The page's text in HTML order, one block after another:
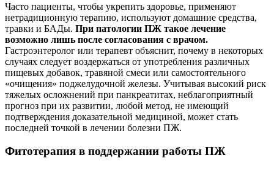
Часто пациенты, чтобы укрепить здоровье, применяют
нетрадиционную терапию, используют домашние средства,
травки и БАДы. При патологии ПЖ такое лечение
возможно лишь после согласования с врачом.
Гастроэнтеролог или терапевт объяснит, почему в некоторых
случаях следует воздержаться от употребления различных
пищевых добавок, травяной смеси или самостоятельного
«очищения» поджелудочной железы. Учитывая высокий риск
тяжелых осложнений при панкреатитах, неблагоприятный
прогноз при их развитии, любой метод, не имеющий
подтверждения доказательной медициной, может стать
последней точкой в лечении болезни ПЖ.
Фитотерапия в поддержании работы ПЖ